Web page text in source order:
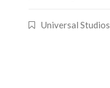
Universal Studios